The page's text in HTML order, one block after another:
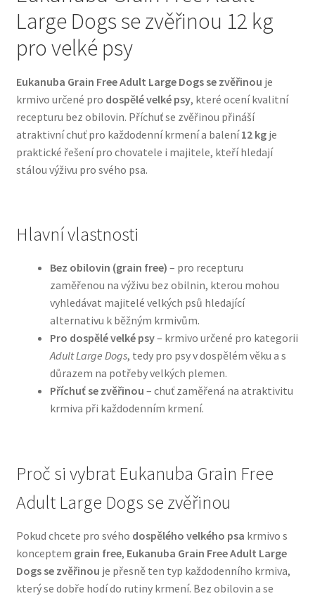
Bozita pro psy — Švédské krmivo s nordickou kvalitou
Granule pro psy
Natural Trainer pro psy — Italské krmivo s
přírodními složkami
Hill’s pro psy
Hračky pro psy
Konzervy a kapsičky pro psy
N&D Farmina pro psy — Italské holistic krmivo
Oblečky pro psy
Ortopedické pelíšky
Přepravky pro psy
Purizon pro psy — Vysoký obsah masa, bez obilovin
Large Dogs se zvěřinou 12 kg
pro velké psy
Eukanuba Grain Free Adult Large Dogs se zvěřinou je
krmivo určené pro dospělé velké psy, které ocení kvalitní
recepturu bez obilovin. Příchuť se zvěřinou přináší
atraktivní chuť pro každodenní krmení a balení12 kgje
praktické řešení pro chovatele i majitele, kteří hledají
stálou výživu pro svého psa.
Hlavní vlastnosti
Bez obilovin (grain free) – pro recepturu
zaměřenou na výživu bez obilnin, kterou mohou
vyhledávat majitelé velkých psů hledající
alternativu k běžným krmivům.
Pro dospělé velké psy– krmivo určené pro kategorii
Adult Large Dogs, tedy pro psy v dospělém věku a s
důrazem na potřeby velkých plemen.
Příchuť se zvěřinou – chuť zaměřená na atraktivitu
krmiva při každodenním krmení.
Proč si vybrat Eukanuba Grain Free
Adult Large Dogs se zvěřinou
Pokud chcete pro svého dospělého velkého psa krmivo s
konceptem grain free, Eukanuba Grain Free Adult Large
Dogs se zvěřinou je přesně ten typ každodenního krmiva,
který se dobře hodí do rutiny krmení. Bez obilovin a se